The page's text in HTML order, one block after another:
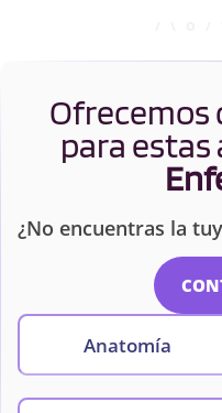
Ofrecemos
para
¿No encuentras la
Anatomía